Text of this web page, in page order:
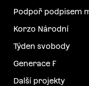
Podpoř podpisem
Korzo Národní
Týden svobody
Generace F
Další projekty